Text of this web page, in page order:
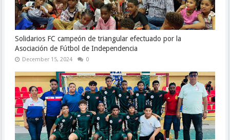
Solidarios FC campeón de triangular efectuado por la
Asociación de Fútbol de Independencia
December 15, 2024 0